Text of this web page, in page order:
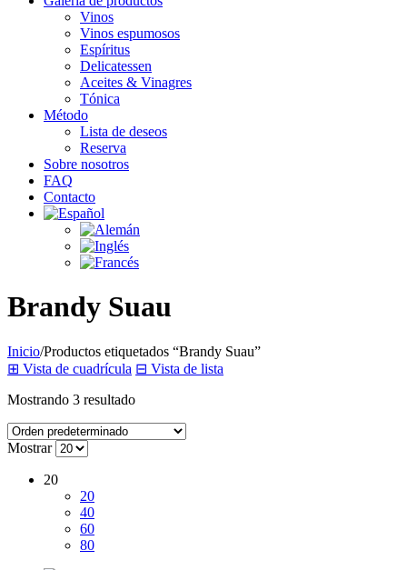
Vinos
Vinos espumosos
Espíritus
Delicatessen
Aceites & Vinagres
Tónica
Método
Lista de deseos
Reserva
Sobre nosotros
FAQ
Contacto
Brandy Suau
Inicio/Productos etiquetados “Brandy Suau”
⊞ Vista de cuadrícula ⊟ Vista de lista
Mostrando 3 resultado
Mostrar
20
20
40
60
80